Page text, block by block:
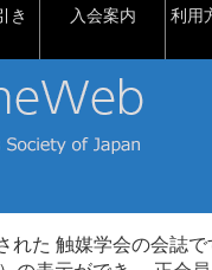
き 入会案内 利用
れた 触媒学会の会誌で